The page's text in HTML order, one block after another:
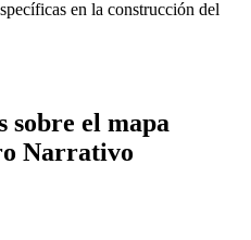
en la construcción del
sobre el mapa
Narrativo